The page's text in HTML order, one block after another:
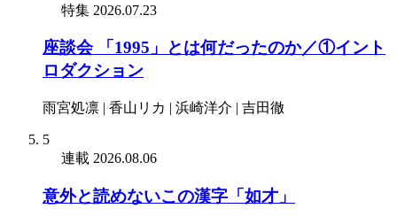
特集 2026.07.23
座談会 「1995」とは何だったのか／①イント
ロダクション
雨宮処凛 | 香山リカ | 浜崎洋介 | 吉田徹
5
連載 2026.08.06
意外と読めないこの漢字「如才」